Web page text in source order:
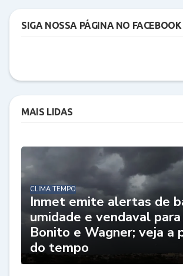
SIGA NOSSA PÁGINA NO FACEBOOK
MAIS LIDAS
CLIMA TEMPO
Inmet emite alertas de
umidade e vendaval
Bonito e Wagner; veja a
do tempo